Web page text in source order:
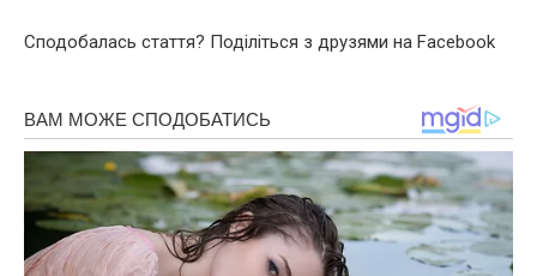
Сподобалась стаття? Поділіться з друзями на Facebook